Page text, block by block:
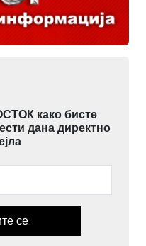
како бисте
дана директно
се